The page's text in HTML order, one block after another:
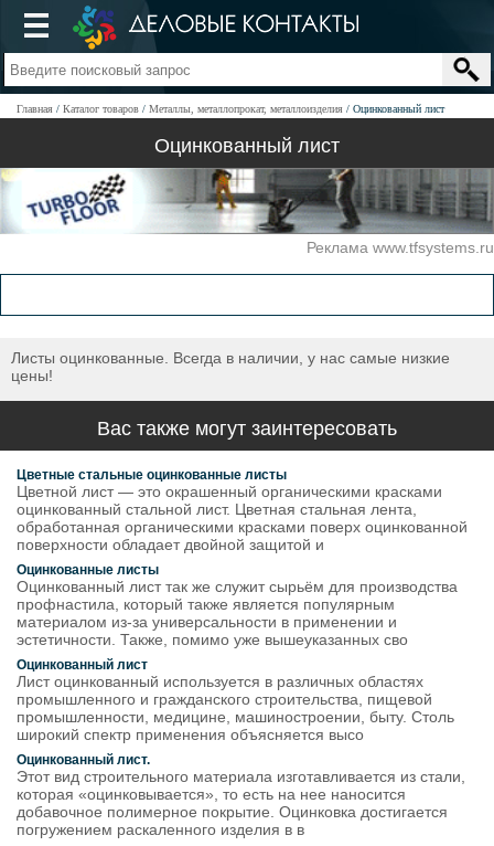
Главная Каталог товаров Металлы, металлопрокат, металлоизделия Оцинкованный лист
Оцинкованный лист
Реклама www.tfsystems.ru
Листы оцинкованные. Всегда в наличии, у нас самые низкие
цены!
Вас также могут заинтересовать
Цветные стальные оцинкованные листы
Цветной лист — это окрашенный органическими красками
оцинкованный стальной лист. Цветная стальная лента,
обработанная органическими красками поверх оцинкованной
поверхности обладает двойной защитой и
Оцинкованные листы
Оцинкованный лист так же служит сырьём для производства
профнастила, который также является популярным
материалом из-за универсальности в применении и
эстетичности. Также, помимо уже вышеуказанных сво
Оцинкованный лист
Лист оцинкованный используется в различных областях
промышленного и гражданского строительства, пищевой
промышленности, медицине, машиностроении, быту. Столь
широкий спектр применения объясняется высо
Оцинкованный лист.
Этот вид строительного материала изготавливается из стали,
которая «оцинковывается», то есть на нее наносится
добавочное полимерное покрытие. Оцинковка достигается
погружением раскаленного изделия в в